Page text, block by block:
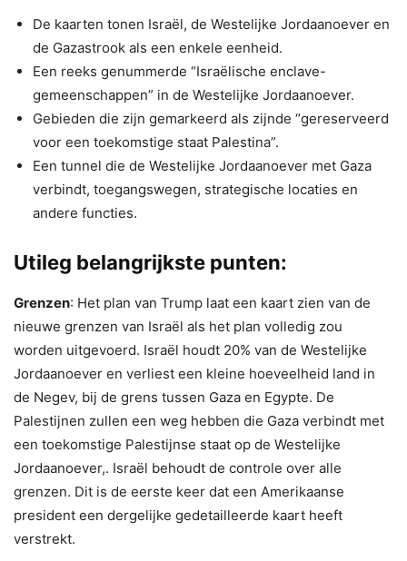
De kaarten tonen Israël, de Westelijke Jordaanoever en
de Gazastrook als een enkele eenheid.
Een reeks genummerde “Israëlische enclave-
gemeenschappen” in de Westelijke Jordaanoever.
Gebieden die zijn gemarkeerd als zijnde “gereserveerd
voor een toekomstige staat Palestina”.
Een tunnel die de Westelijke Jordaanoever met Gaza
verbindt, toegangswegen, strategische locaties en
andere functies.
Utileg belangrijkste punten:
Grenzen: Het plan van Trump laat een kaart zien van de
nieuwe grenzen van Israël als het plan volledig zou
worden uitgevoerd. Israël houdt 20% van de Westelijke
Jordaanoever en verliest een kleine hoeveelheid land in
de Negev, bij de grens tussen Gaza en Egypte. De
Palestijnen zullen een weg hebben die Gaza verbindt met
een toekomstige Palestijnse staat op de Westelijke
Jordaanoever,. Israël behoudt de controle over alle
grenzen. Dit is de eerste keer dat een Amerikaanse
president een dergelijke gedetailleerde kaart heeft
verstrekt.